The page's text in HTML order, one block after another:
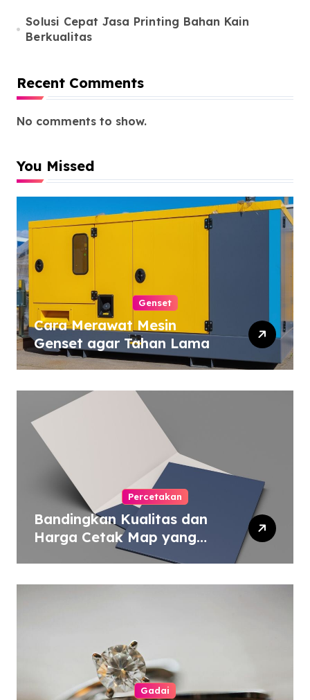
Solusi Cepat Jasa Printing Bahan Kain
Berkualitas
Recent Comments
No comments to show.
You Missed
Genset
Cara Merawat Mesin
Genset agar Tahan Lama
Percetakan
Bandingkan Kualitas dan
Harga Cetak Map yang
Murah atau Mahal
Gadai